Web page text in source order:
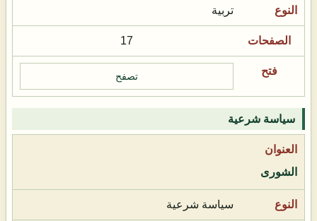
تربية
17
تصفح
سياسة شرعية
الشورى
سياسة شرعية